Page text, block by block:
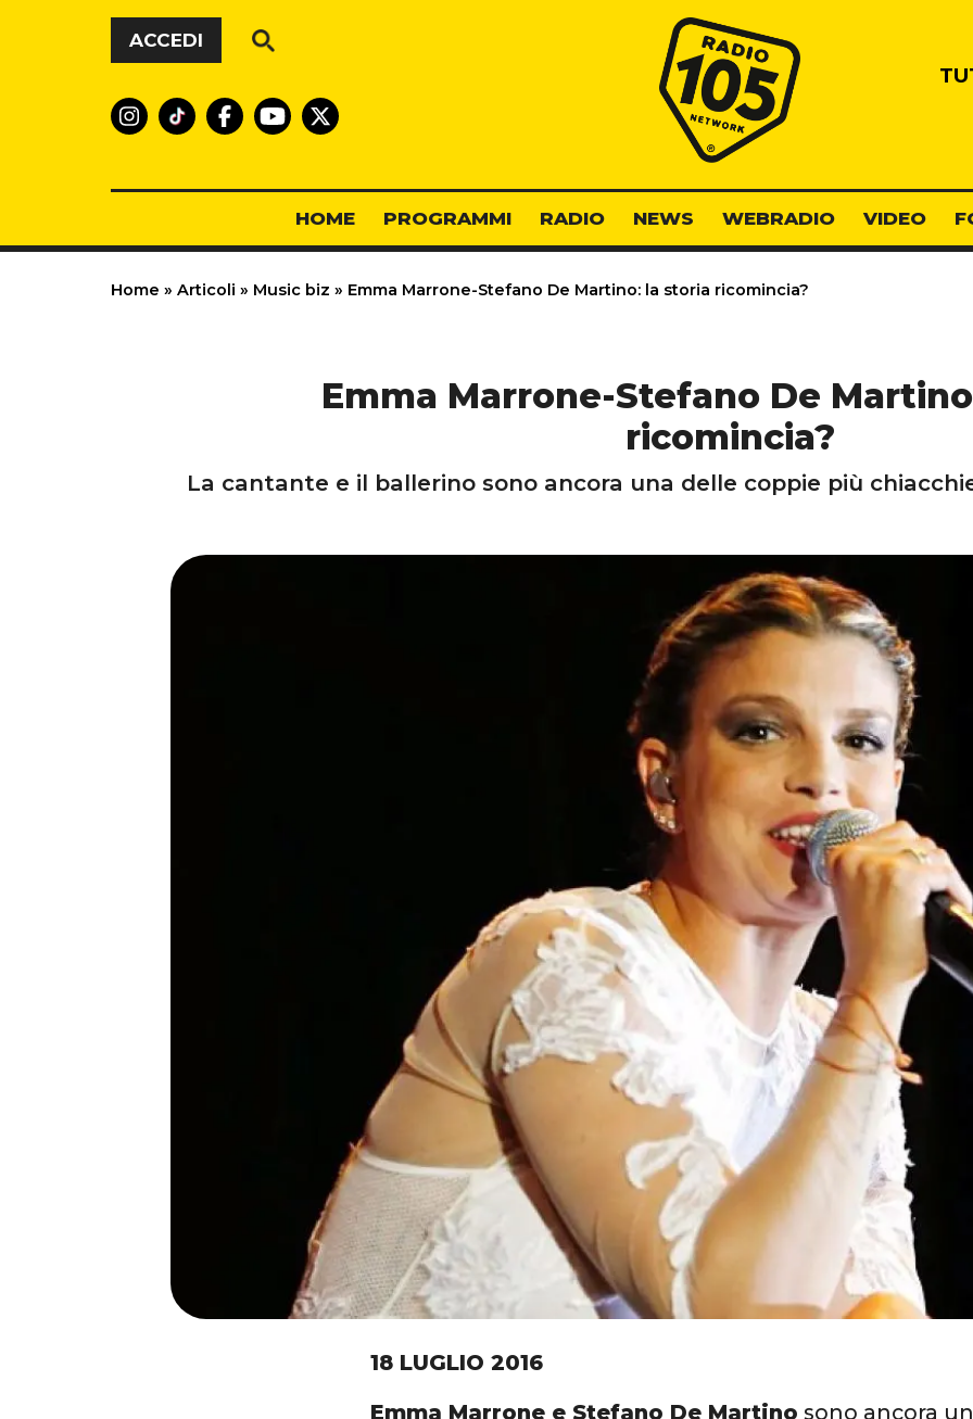
Vai al contenuto
ACCEDI
Radio 105
HOME PROGRAMMI RADIO NEWS WEBRADIO VIDEO
Home » Articoli » Music biz » Emma Marrone-Stefano De Martino: la storia ricomincia?
Emma Marrone-Stefano De
ricomincia?
La cantante e il ballerino sono ancora una delle coppie più
18 LUGLIO 2016
Emma Marrone e Stefano De Martino sono ancora